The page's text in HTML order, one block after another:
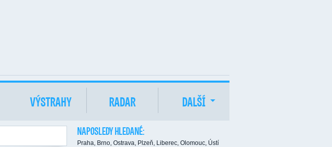
VÝSTRAHY RADAR DALŠÍ
NAPOSLEDY HLEDANÉ:
Praha, Brno, Ostrava, Plzeň, Liberec, Olomouc, Ústí